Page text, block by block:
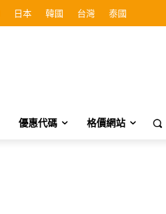
日本 韓國 台灣 泰國
優惠代碼 格價網站